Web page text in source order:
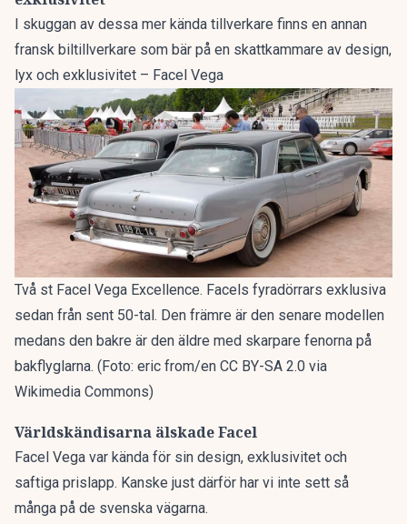
I skuggan av dessa mer kända tillverkare finns en annan
fransk biltillverkare som bär på en skattkammare av design,
lyx och exklusivitet – Facel Vega
Två st Facel Vega Excellence. Facels fyradörrars exklusiva
sedan från sent 50-tal. Den främre är den senare modellen
medans den bakre är den äldre med skarpare fenorna på
bakflyglarna. (Foto: eric from/en CC BY-SA 2.0 via
Wikimedia Commons)
Världskändisarna älskadeFacel
Facel Vega var kända för sin design, exklusivitet och
saftiga prislapp. Kanske just därför har vi inte sett så
många på de svenska vägarna.